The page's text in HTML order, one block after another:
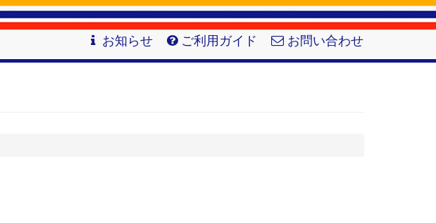
お知らせ ご利用ガイド お問い合わせ